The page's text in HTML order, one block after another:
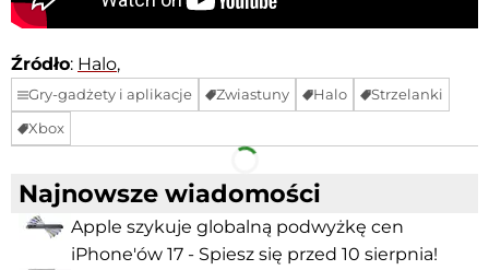
Źródło: Halo,
Gry-gadżety i aplikacje Zwiastuny Halo
Strzelanki
Xbox
Facebook Telegram
Najnowsze wiadomości
Apple szykuje globalną podwyżkę cen
iPhone'ów 17 - Spiesz się przed 10 sierpnia!